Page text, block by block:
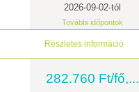
2026-09-02-tól
További időpontok
Részletes információ
282.760 Ft/fő,...